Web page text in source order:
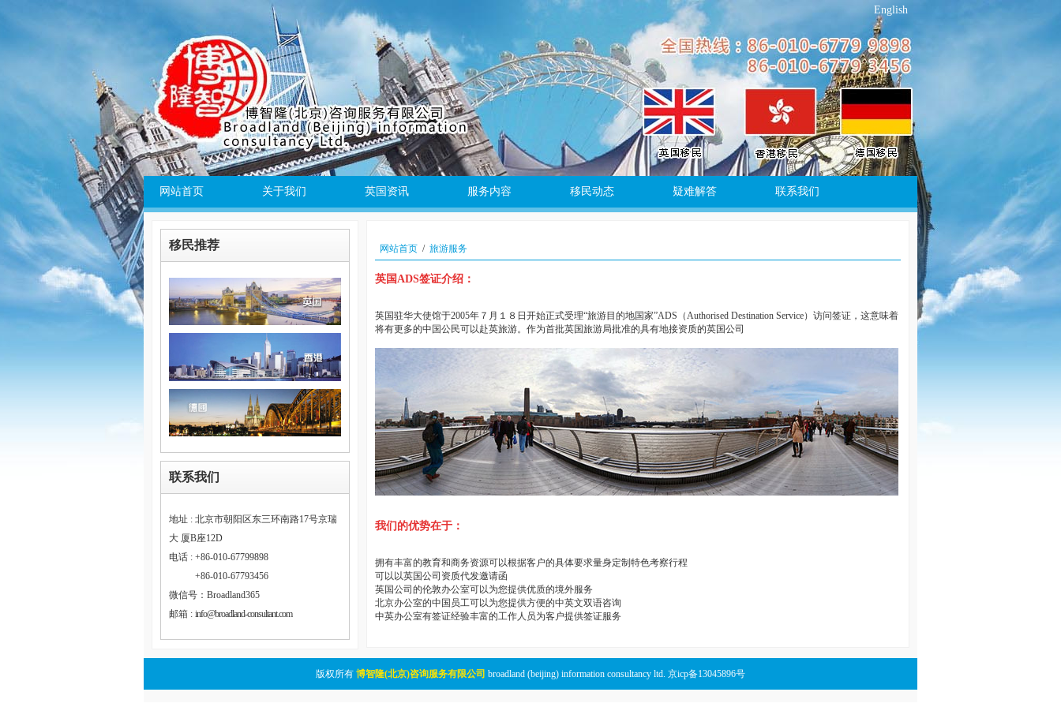
English
网站首页 关于我们 英国资讯 服务内容 移民动态 疑难解答 联系我们
移民推荐
联系我们
地址 : 北京市朝阳区东三环南路17号京瑞
大 厦B座12D
电话 : +86-010-67799898
+86-010-67793456
微信号：Broadland365
邮箱 : info@broadland-consultant.com
网站首页 / 旅游服务
英国ADS签证介绍：
英国驻华大使馆于2005年７月１８日开始正式受理“旅游目的地国家”ADS（Authorised Destination Service）访问签证，这意味着
将有更多的中国公民可以赴英旅游。作为首批英国旅游局批准的具有地接资质的英国公司
我们的优势在于：
拥有丰富的教育和商务资源可以根据客户的具体要求量身定制特色考察行程
可以以英国公司资质代发邀请函
英国公司的伦敦办公室可以为您提供优质的境外服务
北京办公室的中国员工可以为您提供方便的中英文双语咨询
中英办公室有签证经验丰富的工作人员为客户提供签证服务
版权所有 博智隆(北京)咨询服务有限公司 broadland (beijing) information consultancy ltd. 京icp备13045896号